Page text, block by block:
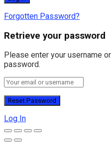
Forgotten Password?
Retrieve your password
Please enter your username
password.
Log In